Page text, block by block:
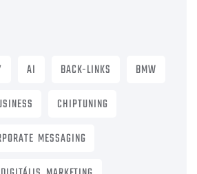
AI BACK-LINKS
BMW
CHIPTUNING
MESSAGING